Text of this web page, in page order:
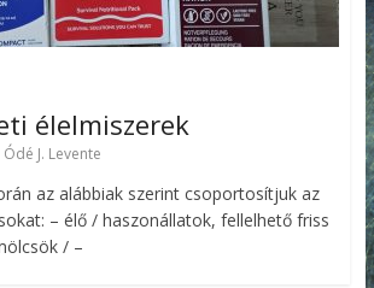
élelmiszerek
Ódé J. Levente
az alábbiak szerint csoportosítjuk az
– élő / haszonállatok, fellelhető friss
/ –